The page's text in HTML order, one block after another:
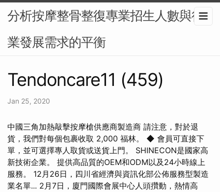
分析按摩整骨整復專業招生人數與行
業發展需求的平衡
Tendoncare11 (459)
Jan 25, 2020
中國三角加熱敲擊按摩槍供應商製造商 請注意，對於退
貨，我們對每個包裹收取 2,000 福林。 ◆ 會員可直接下
單，並可選擇專人取貨或送貨上門。 SHINECON是國家高
新技術企業。 提供高品質的OEM和ODM以及24小時線上
服務。 12月26日，四川省經濟與資訊化部公佈服務型製造
業名單... 2月7日，廈門國際會展中心人頭攢動，熱情高